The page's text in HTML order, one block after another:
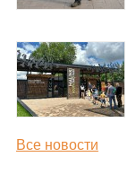
Все новости